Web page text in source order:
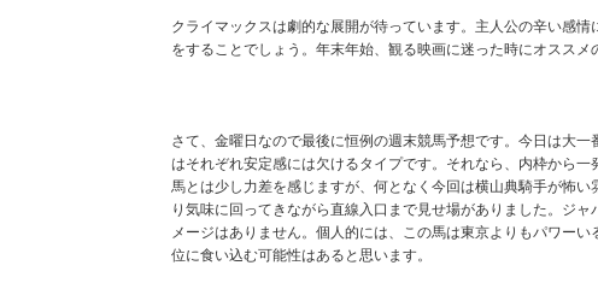
クライマックスは劇的な展開が待っています。主人公の辛い感
をすることでしょう。年末年始、観る映画に迷った時にオススメ
さて、金曜日なので最後に恒例の週末競馬予想です。今日は大
はそれぞれ安定感には欠けるタイプです。それなら、内枠から一
馬とは少し力差を感じますが、何となく今回は横山典騎手が怖
り気味に回ってきながら直線入口まで見せ場がありました。ジ
メージはありません。個人的には、この馬は東京よりもパワー
位に食い込む可能性はあると思います。